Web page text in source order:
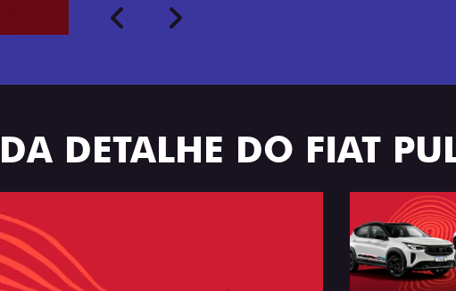
PreviousNext
DETALHE DO FIAT